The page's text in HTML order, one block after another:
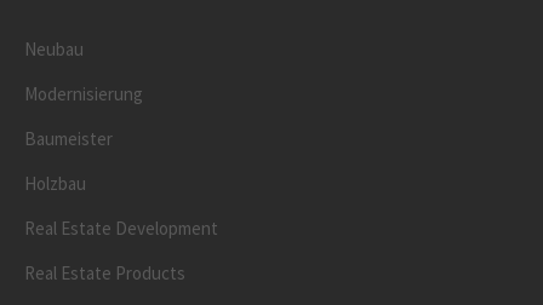
Neubau
Modernisierung
Baumeister
Holzbau
Real Estate Development
Real Estate Products